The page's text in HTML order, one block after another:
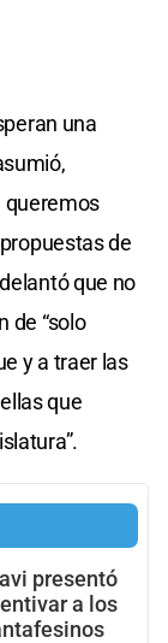
una
queremos
de
que no
de “solo
y a traer las
que
presentó
a los